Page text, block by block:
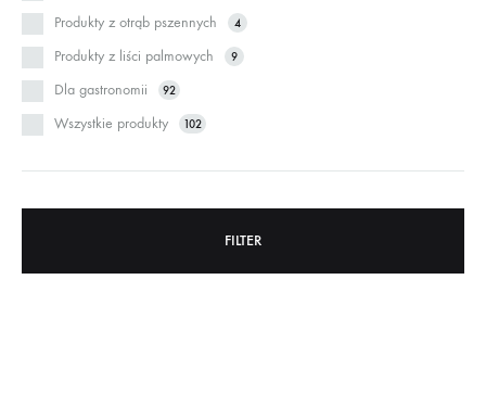
Produkty z otrąb pszennych 4
Produkty z liści palmowych 9
Dla gastronomii 92
Wszystkie produkty 102
FILTER